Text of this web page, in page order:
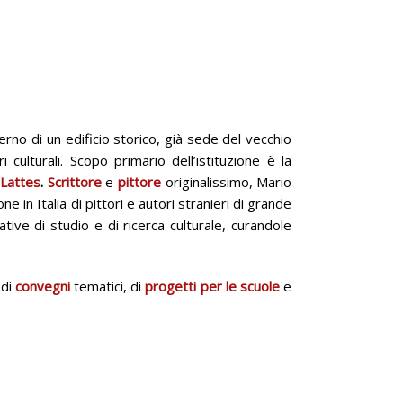
di un edificio storico, già sede del vecchio
Scopo primario dell’istituzione è la
. Scrittoree pittore originalissimo, Mario
in Italia di pittori e autori stranieri di grande
di studio e di ricerca culturale, curandole
convegni tematici, diprogetti per le scuolee